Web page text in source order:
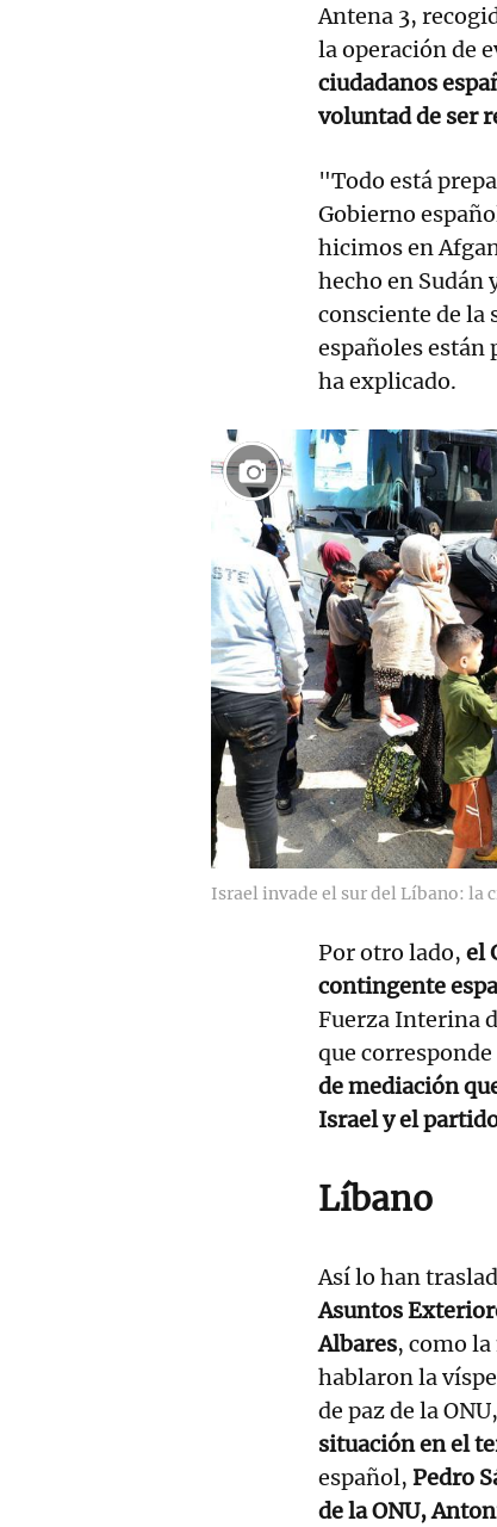
Antena 3,
la operación de
ciudadanos
voluntad de ser
"Todo está
Gobierno
hicimos en
hecho en Sudán
consciente de la
españoles están
ha explicado.
18
Israel invade el sur del Líbano: la
Por otro lado, el
contingente
Fuerza Interina
que
de mediación
Israel y el
Líbano
Así lo han
Asuntos
Albares, como
hablaron la
de paz de la
situación en el
español, Pedro
de la ONU,